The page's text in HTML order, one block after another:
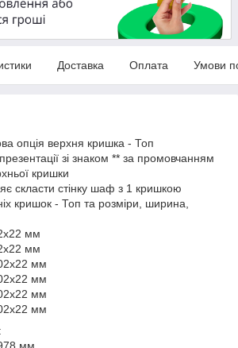
Доставка Оплата Умови
опція верхня кришка - Топ
зі знаком ** за промовчанням
кришки
скласти стінку шаф з 1 кришкою
кришок - Топ та розміри, ширина,
мм
мм
мм
мм
мм
мм